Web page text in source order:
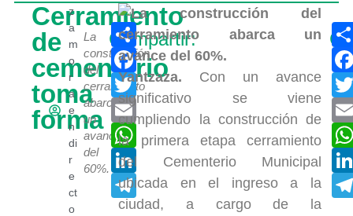
Cerramiento
de
cementerio
toma
forma
z
a
m
o
r
a
e
n
di
r
e
ct
o
La
construcción
del
cerramiento
abarca
un
avance
del
60%.
Compartir:
Compartir
Facebook
Twitter
Email
WhatsApp
LinkedIn
Telegram
Yantzaza. Con un avance
significativo se viene
cumpliendo la construcción de
la primera etapa cerramiento
del Cementerio Municipal
ubicada en el ingreso a la
ciudad, a cargo de la